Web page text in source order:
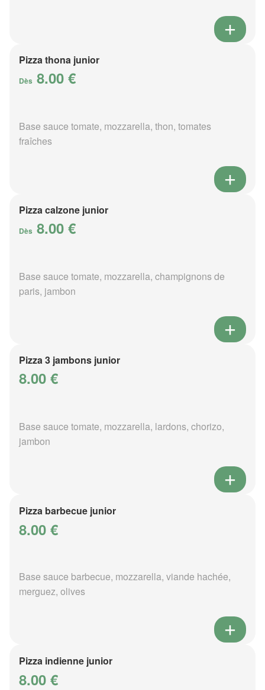
Pizza thona junior
Dès 8.00 €
Base sauce tomate, mozzarella, thon, tomates
fraîches
Pizza calzone junior
Dès 8.00 €
Base sauce tomate, mozzarella, champignons de
paris, jambon
Pizza 3 jambons junior
8.00 €
Base sauce tomate, mozzarella, lardons, chorizo,
jambon
Pizza barbecue junior
8.00 €
Base sauce barbecue, mozzarella, viande hachée,
merguez, olives
Pizza indienne junior
8.00 €